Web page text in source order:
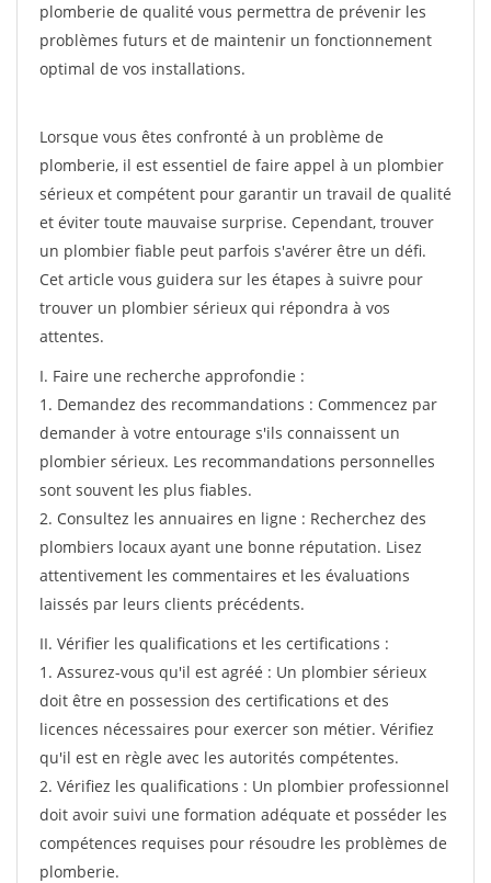
plomberie de qualité vous permettra de prévenir les
problèmes futurs et de maintenir un fonctionnement
optimal de vos installations.
Lorsque vous êtes confronté à un problème de
plomberie, il est essentiel de faire appel à un plombier
sérieux et compétent pour garantir un travail de qualité
et éviter toute mauvaise surprise. Cependant, trouver
un plombier fiable peut parfois s'avérer être un défi.
Cet article vous guidera sur les étapes à suivre pour
trouver un plombier sérieux qui répondra à vos
attentes.
I. Faire une recherche approfondie :
1. Demandez des recommandations : Commencez par
demander à votre entourage s'ils connaissent un
plombier sérieux. Les recommandations personnelles
sont souvent les plus fiables.
2. Consultez les annuaires en ligne : Recherchez des
plombiers locaux ayant une bonne réputation. Lisez
attentivement les commentaires et les évaluations
laissés par leurs clients précédents.
II. Vérifier les qualifications et les certifications :
1. Assurez-vous qu'il est agréé : Un plombier sérieux
doit être en possession des certifications et des
licences nécessaires pour exercer son métier. Vérifiez
qu'il est en règle avec les autorités compétentes.
2. Vérifiez les qualifications : Un plombier professionnel
doit avoir suivi une formation adéquate et posséder les
compétences requises pour résoudre les problèmes de
plomberie.